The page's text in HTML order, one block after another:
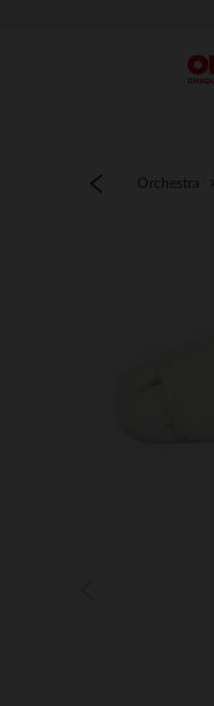
Menu
Orchestra